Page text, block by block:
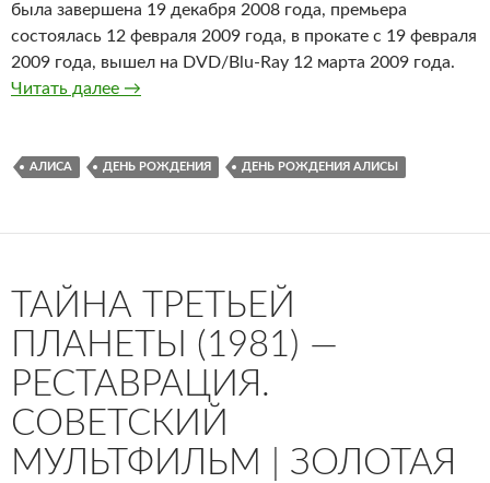
была завершена 19 декабря 2008 года, премьера
состоялась 12 февраля 2009 года, в прокате с 19 февраля
2009 года, вышел на DVD/Blu-Ray 12 марта 2009 года.
Читать далее День рождения Алисы Фантастический
→
АЛИСА ДЕНЬ РОЖДЕНИЯ ДЕНЬ РОЖДЕНИЯ АЛИСЫ
ТАЙНА ТРЕТЬЕЙ
ПЛАНЕТЫ (1981) —
РЕСТАВРАЦИЯ.
СОВЕТСКИЙ
МУЛЬТФИЛЬМ | ЗОЛОТАЯ